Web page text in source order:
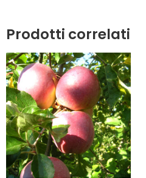
Prodotti correlati